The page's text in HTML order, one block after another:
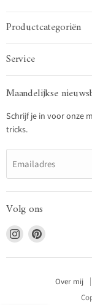
Productcategoriën
Service
Maandelijkse
Schrijf je in voor onze
tricks.
Emailadres
Volg ons
Vind
ons
op
Vind
op
Over mij